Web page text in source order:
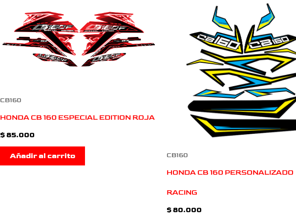
CB160
HONDA CB 160 ESPECIAL EDITION ROJA
$85.000
Añadir al carrito CB160
HONDA CB 160 PERSONALIZADO
RACING
$80.000